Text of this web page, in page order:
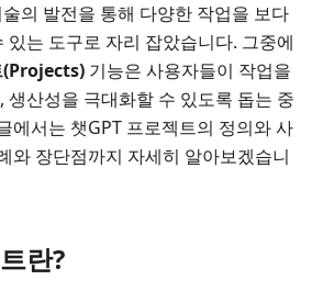
의 발전을 통해 다양한 작업을 보다
있는 도구로 자리 잡았습니다. 그중에
(Projects) 기능은 사용자들이 작업을
생산성을 극대화할 수 있도록 돕는 중
에서는 챗GPT 프로젝트의 정의와 사
와 장단점까지 자세히 알아보겠습니
란?